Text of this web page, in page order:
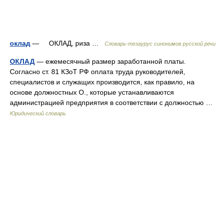
оклад — ОКЛАД, риза … Словарь-тезаурус синонимов русской речи
ОКЛАД — ежемесячный размер заработанной платы.
Согласно ст. 81 КЗоТ РФ оплата труда руководителей,
специалистов и служащих производится, как правило, на
основе должностных О., которые устанавливаются
администрацией предприятия в соответствии с должностью …
Юридический словарь